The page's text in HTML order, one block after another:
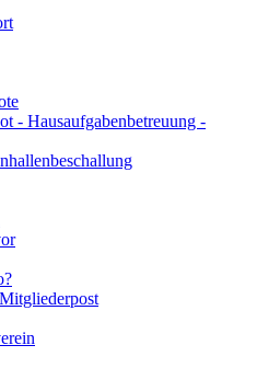
- Hausaufgabenbetreuung -